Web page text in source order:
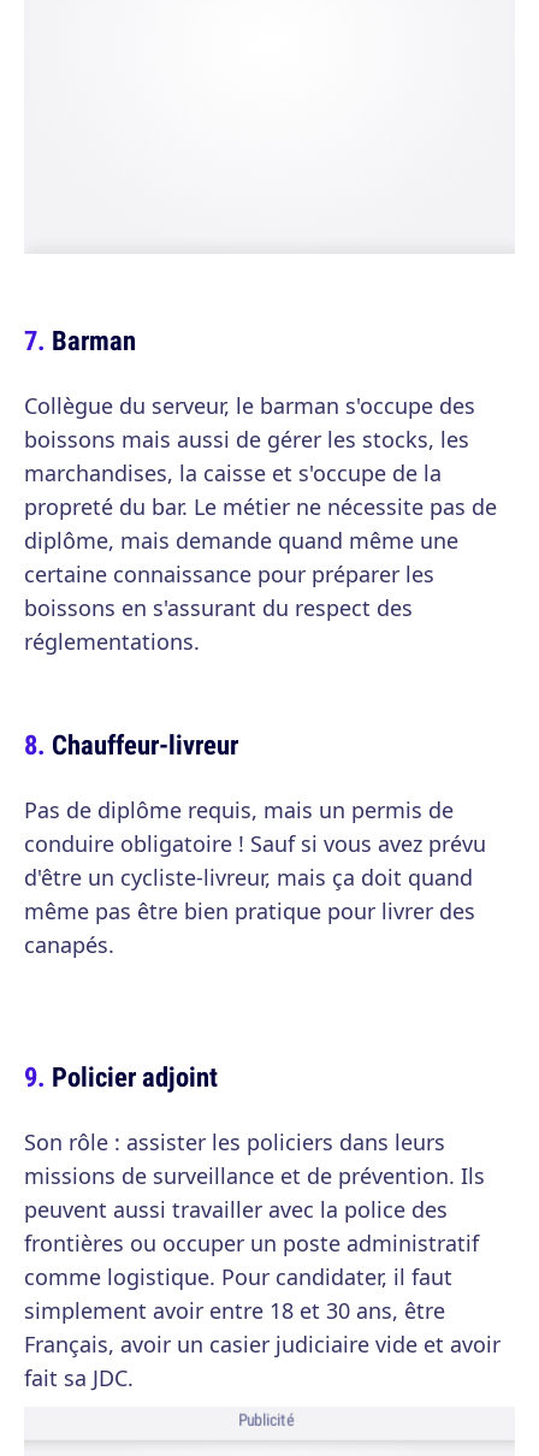
Barman
Collègue du serveur, le barman s'occupe des
boissons mais aussi de gérer les stocks, les
marchandises, la caisse et s'occupe de la
propreté du bar. Le métier ne nécessite pas de
diplôme, mais demande quand même une
certaine connaissance pour préparer les
boissons en s'assurant du respect des
réglementations.
Chauffeur-livreur
Pas de diplôme requis, mais un permis de
conduire obligatoire ! Sauf si vous avez prévu
d'être un cycliste-livreur, mais ça doit quand
même pas être bien pratique pour livrer des
canapés.
Policier adjoint
Son rôle : assister les policiers dans leurs
missions de surveillance et de prévention. Ils
peuvent aussi travailler avec la police des
frontières ou occuper un poste administratif
comme logistique. Pour candidater, il faut
simplement avoir entre 18 et 30 ans, être
Français, avoir un casier judiciaire vide et avoir
fait sa JDC.
Publicité